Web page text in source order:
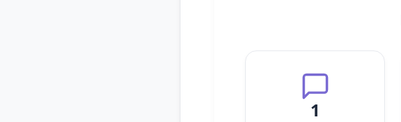
1